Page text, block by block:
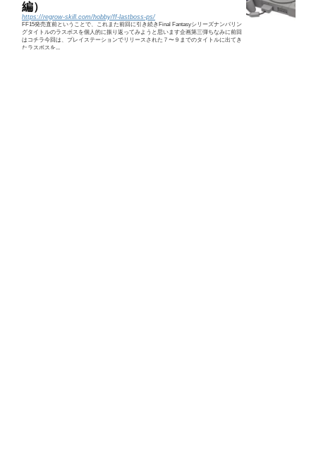
編）
https://regrow-skill.com/hobby/ff-lastboss-ps/
FF15発売直前ということで、これまた前回に引き続きFinal Fantasyシリーズナンバリン
グタイトルのラスボスを個人的に振り返ってみようと思います企画第三弾ちなみに前回
はコチラ今回は、プレイステーションでリリースされた７〜９までのタイトルに出てき
たラスボスを...